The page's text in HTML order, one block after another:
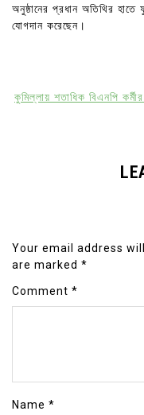
অনুষ্ঠানের প্রধান অতিথির
যোগদান করেছেন।
কুমিল্লায় শতাধিক বিএনপি
Your email address
are marked *
Comment *
Name *